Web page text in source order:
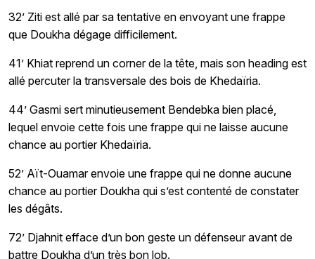
32’ Ziti est allé par sa tentative en envoyant une frappe
que Doukha dégage difficilement.
41’ Khiat reprend un corner de la tête, mais son heading est
allé percuter la transversale des bois de Khedaïria.
44’ Gasmi sert minutieusement Bendebka bien placé,
lequel envoie cette fois une frappe qui ne laisse aucune
chance au portier Khedaïria.
52’ Aït-Ouamar envoie une frappe qui ne donne aucune
chance au portier Doukha qui s’est contenté de constater
les dégâts.
72’ Djahnit efface d’un bon geste un défenseur avant de
battre Doukha d’un très bon lob.